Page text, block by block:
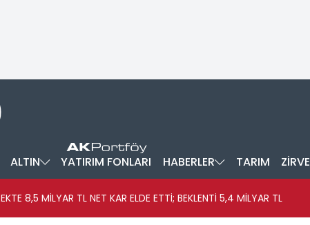
ALTIN YATIRIM FONLARI HABERLER TARIM ZİRVE
8,5 MİLYAR TL NET KAR ELDE ETTİ; BEKLENTİ 5,4 MİLYAR TL